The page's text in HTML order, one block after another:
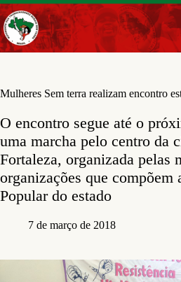
Pular
para
o
conteúdo
Mulheres Sem terra realizam encontro
O encontro segue até o
uma marcha pelo centro da
Fortaleza, organizada pelas
organizações que compõem
Popular do estado
7 de março de 2018